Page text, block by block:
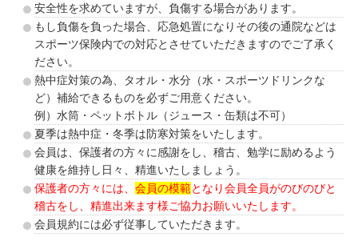
安全性を求めていますが、負傷する場合があります。
もし負傷を負った場合、応急処置になりその後の通院などは
スポーツ保険内での対応とさせていただきますのでご了承く
ださい。
熱中症対策の為、タオル・水分（水・スポーツドリンクな
ど）補給できるものを必ずご用意ください。
例）水筒・ペットボトル（ジュース・缶類は不可）
夏季は熱中症・冬季は防寒対策をいたします。
会員は、保護者の方々に感謝をし、稽古、勉学に励めるよう
健康を維持し日々、精進いたしましょう。
保護者の方々には、 会員の模範となり会員全員がのびのびと
稽古をし、精進出来ます様ご協力お願いいたします。
会員規約には必ず従事していただきます。